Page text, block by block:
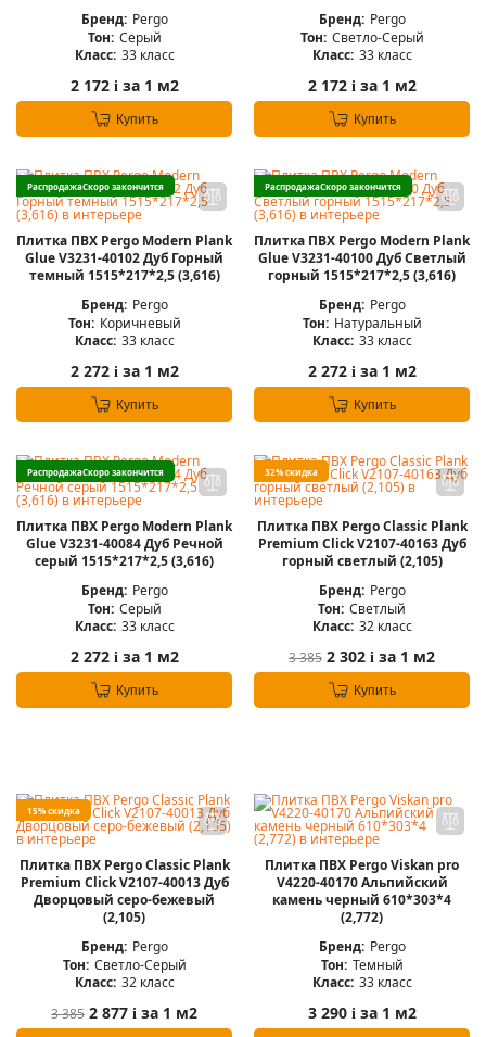
Бренд: Pergo
Тон: Серый
Класс: 33 класс
2 172 iза 1 м2
Купить
Бренд: Pergo
Тон: Светло-Серый
Класс: 33 класс
2 172 iза 1 м2
Купить
РаспродажаСкоро закончится
Плитка ПВХ Pergo Modern Plank
Glue V3231-40102 Дуб Горный
темный 1515*217*2,5 (3,616)
Бренд: Pergo
Тон: Коричневый
Класс: 33 класс
2 272 iза 1 м2
Купить
РаспродажаСкоро закончится
Плитка ПВХ Pergo Modern Plank
Glue V3231-40100 Дуб Светлый
горный 1515*217*2,5 (3,616)
Бренд: Pergo
Тон: Натуральный
Класс: 33 класс
2 272 iза 1 м2
Купить
РаспродажаСкоро закончится
Плитка ПВХ Pergo Modern Plank
Glue V3231-40084 Дуб Речной
серый 1515*217*2,5 (3,616)
Бренд: Pergo
Тон: Серый
Класс: 33 класс
2 272 iза 1 м2
Купить
32% скидка
Плитка ПВХ Pergo Classic Plank
Premium Click V2107-40163 Дуб
горный светлый (2,105)
Бренд: Pergo
Тон: Светлый
Класс: 32 класс
3 385 2 302 i за 1 м2
Купить
15% скидка
Плитка ПВХ Pergo Classic Plank
Premium Click V2107-40013 Дуб
Дворцовый серо-бежевый
(2,105)
Бренд: Pergo
Тон: Светло-Серый
Класс: 32 класс
3 385 2 877 i за 1 м2
Плитка ПВХ Pergo Viskan pro
V4220-40170 Альпийский
камень черный 610*303*4
(2,772)
Бренд: Pergo
Тон: Темный
Класс: 33 класс
3 290 iза 1 м2